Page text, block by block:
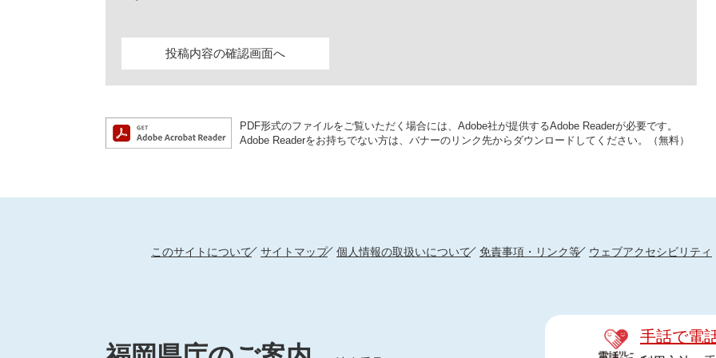
PDF形式のファイルをご覧いただく場合には、Adobe社が提供するAdobe Readerが必要です。
Adobe Readerをお持ちでない方は、バナーのリンク先からダウンロードしてください。（無料）
このサイトについて サイトマップ 個人情報の取扱いについて 免責事項・リンク等 ウェブアクセシビリティ
手話で電